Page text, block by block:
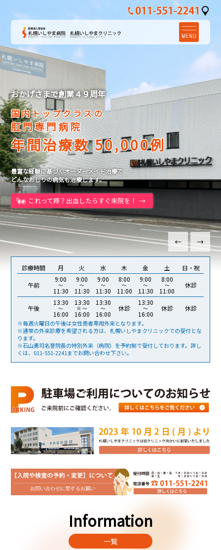
おかげさまで創業４９周年
国内トップクラスの
肛門専門病院
年間治療数 50,000例
豊富な経験に基づくオーダーメイド治療で
どんなおしりの病気も治療します。
これって痔？出血したらすぐ来院を！ →
← →
診療時間 月 火 水 木 金 土 日・祝
午前
9:00
～
11:30
9:00
～
11:30
9:00
～
11:30
8:00
～
11:00
9:00
～
11:30
8:00
～
11:00
休診
午後
13:30
～
16:00
13:30
※ ～
16:00
13:30
～
16:00
休診
13:30
～
16:00
休診 休診
※毎週火曜日の午後は女性患者専用外来となります。
※通常の外来診療を希望される方は、札幌いしやまクリニックでの受付とな
ります。
※石山勇司名誉院長の特別外来（病院）を予約制で受付しております。詳し
くは、011-551-2241までお問い合わせ下さい。
Information
一覧